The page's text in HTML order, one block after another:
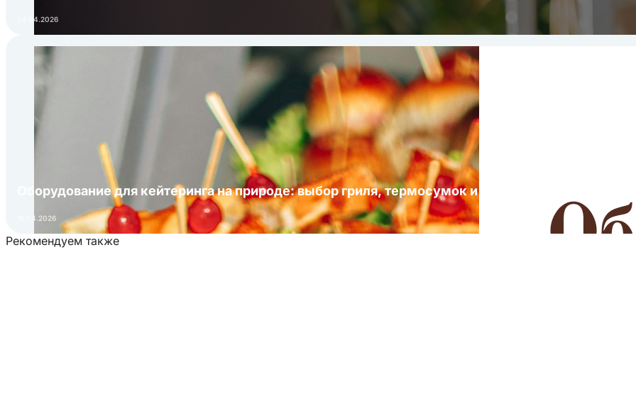
24.04.2026
Оборудование для кейтеринга на природе: выбор гриля, термосумок и посуды для выездных
16.04.2026
Рекомендуем также